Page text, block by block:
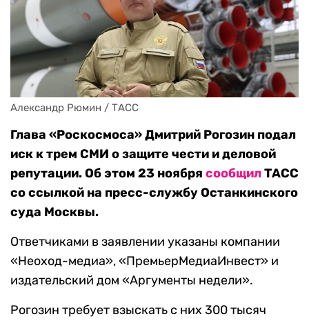
Александр Рюмин / ТАСС
Глава «Роскосмоса» Дмитрий Рогозин подал
иск к трем СМИ о защите чести и деловой
репутации. Об этом 23 ноября сообщилТАСС
со ссылкой на пресс-службу Останкинского
суда Москвы.
Ответчиками в заявлении указаны компании
«Неоход-медиа», «ПремьерМедиаИнвест» и
издательский дом «Аргументы недели».
Рогозин требует взыскать с них 300 тысяч